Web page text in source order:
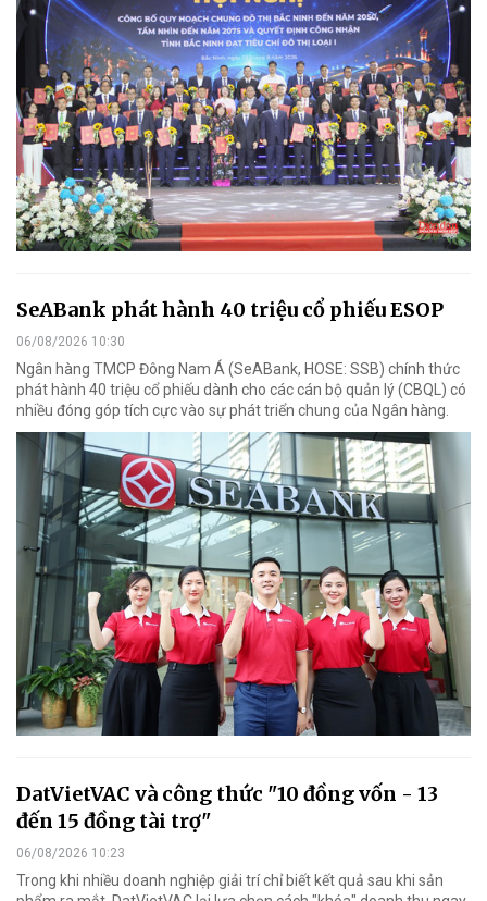
SeABank phát hành 40 triệu cổ phiếu ESOP
06/08/2026 10:30
Ngân hàng TMCP Đông Nam Á (SeABank, HOSE: SSB) chính thức
phát hành 40 triệu cổ phiếu dành cho các cán bộ quản lý (CBQL) có
nhiều đóng góp tích cực vào sự phát triển chung của Ngân hàng.
DatVietVAC và công thức "10 đồng vốn - 13
đến 15 đồng tài trợ"
06/08/2026 10:23
Trong khi nhiều doanh nghiệp giải trí chỉ biết kết quả sau khi sản